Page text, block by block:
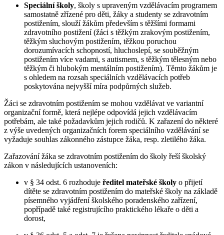
Speciální školy, školy s upraveným vzdělávacím programem
samostatně zřízené pro děti, žáky a studenty se zdravotním
postižením, slouží žákům především s těžšími formami
zdravotního postižení (žáci s těžkým zrakovým postižením,
těžkým sluchovým postižením, těžkou poruchou
dorozumívacích schopností, hluchoslepí, se souběžným
postižením více vadami, s autismem, s těžkým tělesným nebo
těžkým či hlubokým mentálním postižením). Těmto žákům je
s ohledem na rozsah speciálních vzdělávacích potřeb
poskytována nejvyšší míra podpůrných služeb.
Žáci se zdravotním postižením se mohou vzdělávat ve variantní
organizační formě, která nejlépe odpovídá jejich vzdělávacím
potřebám, ale také požadavkům jejich rodičů. K zařazení do některé
z výše uvedených organizačních forem speciálního vzdělávání se
vyžaduje souhlas zákonného zástupce žáka, resp. zletilého žáka.
Zařazování žáka se zdravotním postižením do školy řeší školský
zákon v následujících ustanoveních:
v § 34 odst. 6 rozhoduje ředitel mateřské školy o přijetí
dítěte se zdravotním postižením do mateřské školy na základě
písemného vyjádření školského poradenského zařízení,
popřípadě také registrujícího praktického lékaře o děti a
dorost,